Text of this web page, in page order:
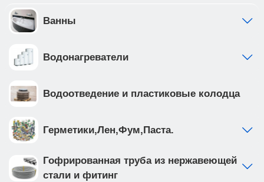
обеспечивает надежность и долговечность
Приобретая продукцию вы обеспечиваете
годы вперед.
комплектом сантехники, который включает
подвесной унитаз BURGOS ALTO (арт.
розовое золото, глянцевое , нержавеющая сталь
(арт. IB.B011.004.001 ). Подвесной унитаз с
системой смыва TORNADO выполнен из белого
фарфора, и имеет такие особенности как: •
Ванны
Водонагреватели
Водоотведение и пластиковые колодца
Герметики,Лен,Фум,Паста.
Гофрированная труба из нержавеющей
стали и фитинг